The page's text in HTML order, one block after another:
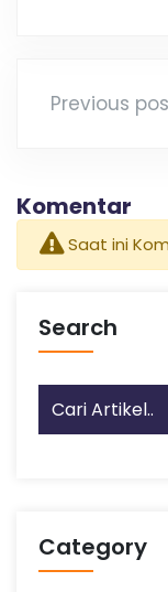
Previous
Komentar
Saat ini
Search
Category